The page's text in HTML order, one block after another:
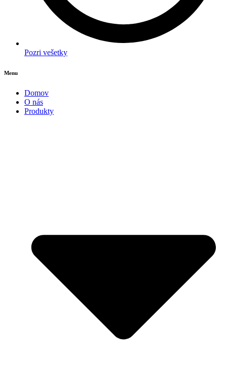
Pozri vešetky
Menu
Domov
O nás
Produkty